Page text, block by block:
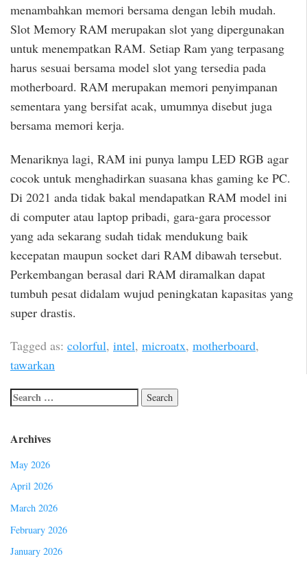
menambahkan memori bersama dengan lebih mudah.
Slot Memory RAM merupakan slot yang dipergunakan
untuk menempatkan RAM. Setiap Ram yang terpasang
harus sesuai bersama model slot yang tersedia pada
motherboard. RAM merupakan memori penyimpanan
sementara yang bersifat acak, umumnya disebut juga
bersama memori kerja.
Menariknya lagi, RAM ini punya lampu LED RGB agar
cocok untuk menghadirkan suasana khas gaming ke PC.
Di 2021 anda tidak bakal mendapatkan RAM model ini
di computer atau laptop pribadi, gara-gara processor
yang ada sekarang sudah tidak mendukung baik
kecepatan maupun socket dari RAM dibawah tersebut.
Perkembangan berasal dari RAM diramalkan dapat
tumbuh pesat didalam wujud peningkatan kapasitas yang
super drastis.
Tagged as: colorful, intel, microatx, motherboard,
tawarkan
Archives
May 2026
April 2026
March 2026
February 2026
January 2026